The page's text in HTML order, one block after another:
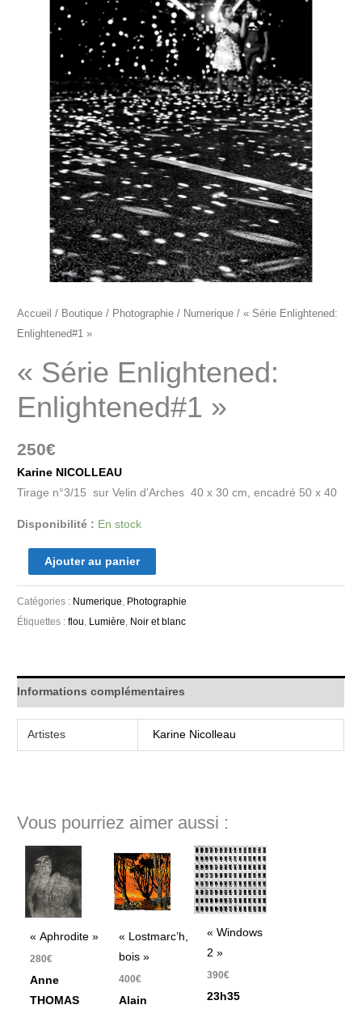
Accueil / Boutique / Photographie / Numerique / « Série Enlightened:
Enlightened#1 »
« Série Enlightened:
Enlightened#1 »
250€
Karine NICOLLEAU
Tirage n°3/15 sur Velin d’Arches 40 x 30 cm, encadré 50 x 40
Disponibilité : En stock
Enlightened:
Enlightened#1"
Ajouter au panier
Catégories : Numerique Photographie
Étiquettes :flou Lumière Noir et blanc
Informations complémentaires
Artistes Karine Nicolleau
Vous pourriez aimer aussi :
« Aphrodite »
280€
Anne
THOMAS
« Lostmarc’h,
bois »
400€
Alain
« Windows
2 »
390€
23h35